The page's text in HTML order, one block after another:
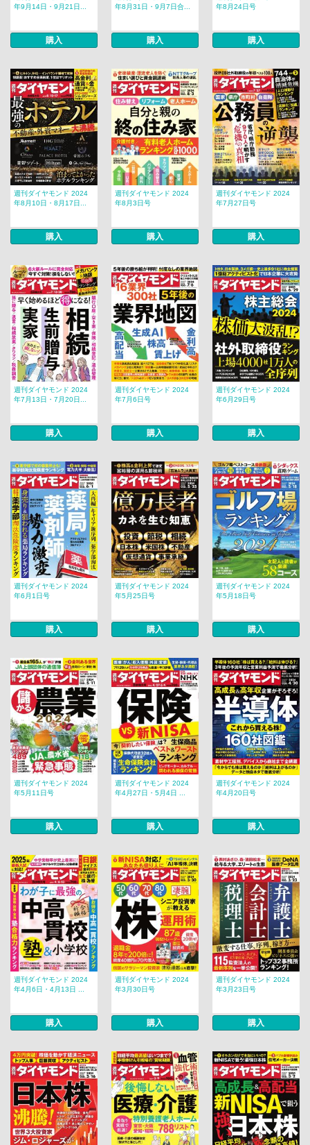
年9月14日・9月21日...
購入
年8月31日・9月7日合...
購入
年8月24日号
購入
週刊ダイヤモンド 2024
年8月10日・8月17日...
購入
週刊ダイヤモンド 2024
年8月3日号
購入
週刊ダイヤモンド 2024
年7月27日号
購入
週刊ダイヤモンド 2024
年7月13日・7月20日...
購入
週刊ダイヤモンド 2024
年7月6日号
購入
週刊ダイヤモンド 2024
年6月29日号
購入
週刊ダイヤモンド 2024
年6月1日号
購入
週刊ダイヤモンド 2024
年5月25日号
購入
週刊ダイヤモンド 2024
年5月18日号
購入
週刊ダイヤモンド 2024
年5月11日号
購入
週刊ダイヤモンド 2024
年4月27日・5月4日 ...
購入
週刊ダイヤモンド 2024
年4月20日号
購入
週刊ダイヤモンド 2024
年4月6日・4月13日 ...
購入
週刊ダイヤモンド 2024
年3月30日号
購入
週刊ダイヤモンド 2024
年3月23日号
購入